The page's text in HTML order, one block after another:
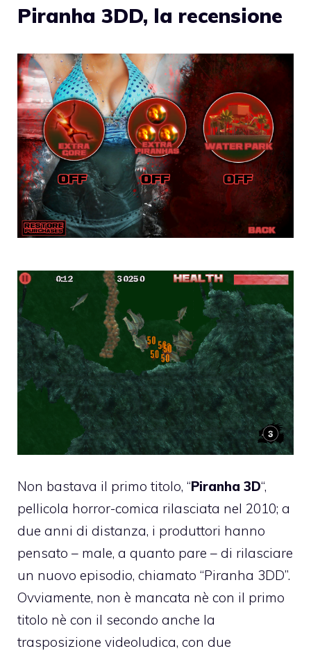
Piranha 3DD, la recensione
Non bastava il primo titolo, “Piranha 3D“,
pellicola horror-comica rilasciata nel 2010; a
due anni di distanza, i produttori hanno
pensato – male, a quanto pare – di rilasciare
un nuovo episodio, chiamato “Piranha 3DD”.
Ovviamente, non è mancata nè con il primo
titolo nè con il secondo anche la
trasposizione videoludica, con due